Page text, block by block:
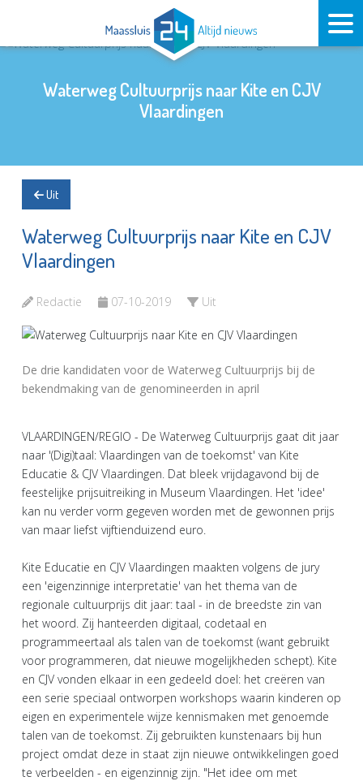
Waterweg Cultuurprijs naar Kite en CJV
Vlaardingen
Uit
Waterweg Cultuurprijs naar Kite en CJV
Vlaardingen
Redactie 07-10-2019 Uit
De drie kandidaten voor de Waterweg Cultuurprijs bij de
bekendmaking van de genomineerden in april
VLAARDINGEN/REGIO - De Waterweg Cultuurprijs gaat dit jaar
naar '(Digi)taal: Vlaardingen van de toekomst' van Kite
Educatie & CJV Vlaardingen. Dat bleek vrijdagavond bij de
feestelijke prijsuitreiking in Museum Vlaardingen. Het 'idee'
kan nu verder vorm gegeven worden met de gewonnen prijs
van maar liefst vijftienduizend euro.
Kite Educatie en CJV Vlaardingen maakten volgens de jury
een 'eigenzinnige interpretatie' van het thema van de
regionale cultuurprijs dit jaar: taal - in de breedste zin van
het woord. Zij hanteerden digitaal, codetaal en
programmeertaal als talen van de toekomst (want gebruikt
voor programmeren, dat nieuwe mogelijkheden schept). Kite
en CJV vonden elkaar in een gedeeld doel: het creëren van
een serie speciaal ontworpen workshops waarin kinderen op
eigen en experimentele wijze kennismaken met genoemde
talen van de toekomst. Zij gebruikten kunstenaars bij hun
project omdat deze in staat zijn nieuwe ontwikkelingen goed
te verbeelden - en eigenzinnig zijn. "Het idee om met